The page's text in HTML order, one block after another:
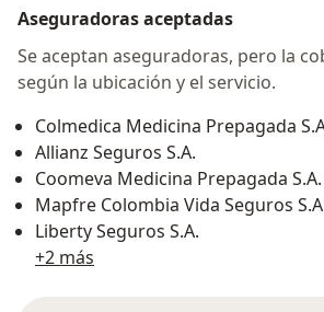
Aseguradoras aceptadas
Se aceptan aseguradoras, pero la
según la ubicación y el servicio.
Colmedica Medicina Prepagada
Allianz Seguros S.A.
Coomeva Medicina Prepagada S.A.
Mapfre Colombia Vida Seguros
Liberty Seguros S.A.
+2 más